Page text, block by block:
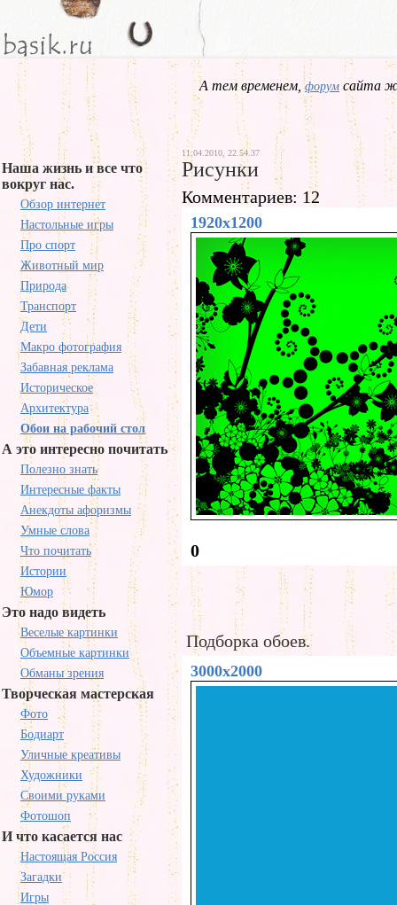
А тем временем,форум сайта
Наша жизнь и все что
вокруг нас.
Обзор интернет
Настольные игры
Про спорт
Животный мир
Природа
Транспорт
Дети
Макро фотография
Забавная реклама
Историческое
Архитектура
Обои на рабочий стол
А это интересно почитать
Полезно знать
Интересные факты
Анекдоты афоризмы
Умные слова
Что почитать
Истории
Юмор
Это надо видеть
Веселые картинки
Объемные картинки
Обманы зрения
Творческая мастерская
Фото
Бодиарт
Уличные креативы
Художники
Своими руками
Фотошоп
И что касается нас
Настоящая Россия
Загадки
Игры
11.04.2010, 22.54.37
Рисунки
Комментариев: 12
1920x1200
0
Подборка обоев.
3000x2000